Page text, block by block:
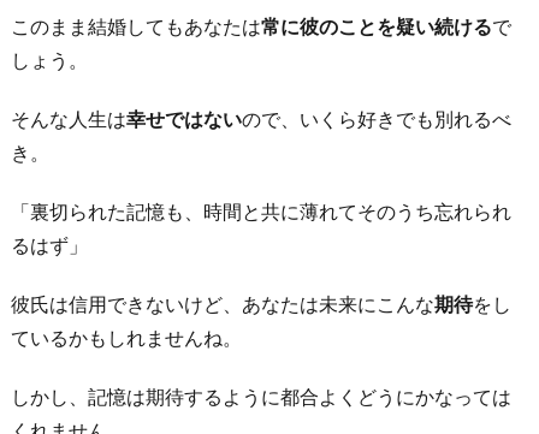
3.
精
神
追
い
め
ら
る
このまま結婚してもあなたは常に彼のことを疑い続けるで
しょう。
そんな人生は幸せではないので、いくら好きでも別れるべ
き。
「裏切られた記憶も、時間と共に薄れてそのうち忘れられ
るはず」
彼氏は信用できないけど、あなたは未来にこんな期待をし
ているかもしれませんね。
しかし、記憶は期待するように都合よくどうにかなっては